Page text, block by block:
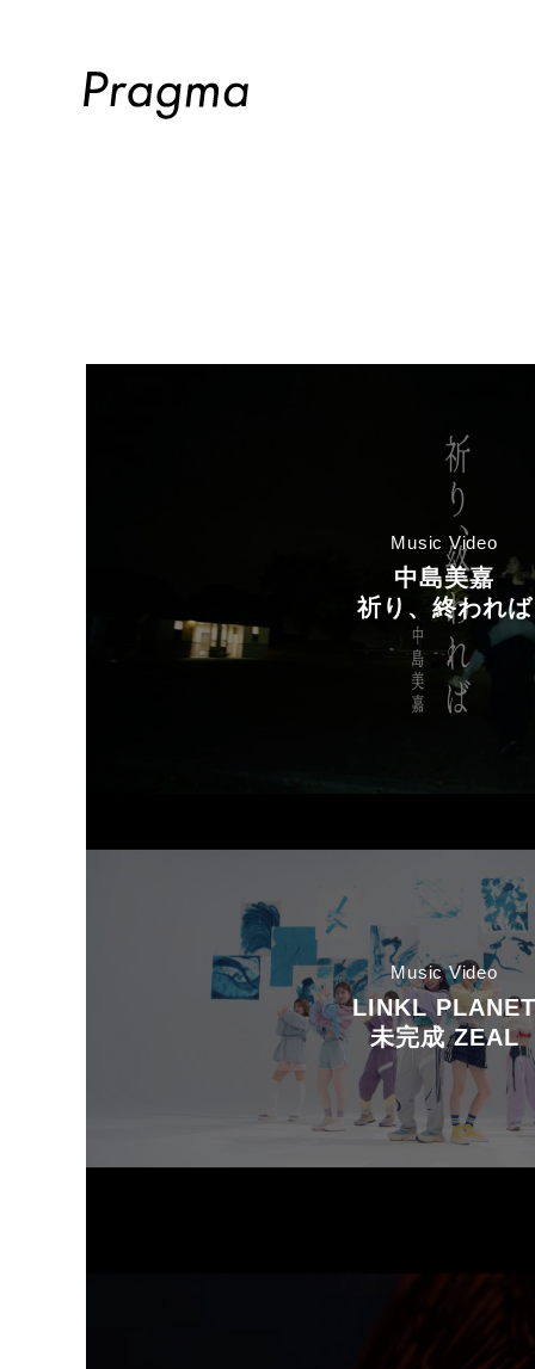
Music Video
中島美嘉
祈り、終われば
Music Video
LINKL PLANET
未完成 ZEAL